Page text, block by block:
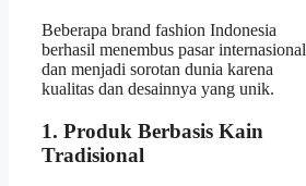
Beberapa brand fashion Indonesia
berhasil menembus pasar internasional
dan menjadi sorotan dunia karena
kualitas dan desainnya yang unik.
1. Produk Berbasis Kain
Tradisional